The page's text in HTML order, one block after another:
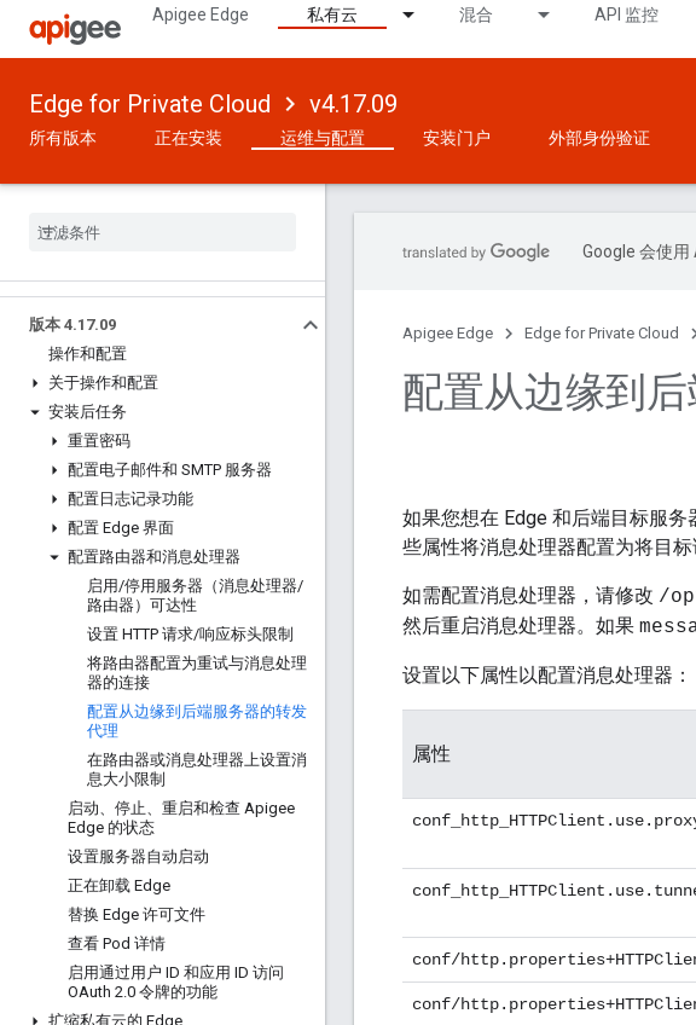
Apigee Edge 私有云 混合 API 监控
Edge for Private Cloud v4.17.09
所有版本 正在安装 运维与配置 安装门户 外部身份验证
版本 4.17.09
操作和配置
关于操作和配置
安装后任务
重置密码
配置电子邮件和 SMTP 服务器
配置日志记录功能
配置 Edge 界面
配置路由器和消息处理器
启用/停用服务器（消息处理器/
路由器）可达性
设置 HTTP 请求/响应标头限制
将路由器配置为重试与消息处理
器的连接
配置从边缘到后端服务器的转发
代理
在路由器或消息处理器上设置消
息大小限制
启动、停止、重启和检查 Apigee
Edge 的状态
设置服务器自动启动
正在卸载 Edge
替换 Edge 许可文件
查看 Pod 详情
启用通过用户 ID 和应用 ID 访问
OAuth 2.0 令牌的功能
扩缩私有云的 Edge
Google 会使用
Apigee Edge Edge for Private Cloud
配置从边缘到
如果您想在 Edge 和后端目标服
些属性将消息处理器配置为将目标
如需配置消息处理器，请修改 /
然后重启消息处理器。如果
设置以下属性以配置消息处理器：
属性
conf/
conf/